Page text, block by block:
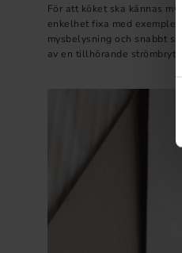
För att köket ska kännas
enkelhet fixa med
mysbelysning och snabbt
av en tillhörande